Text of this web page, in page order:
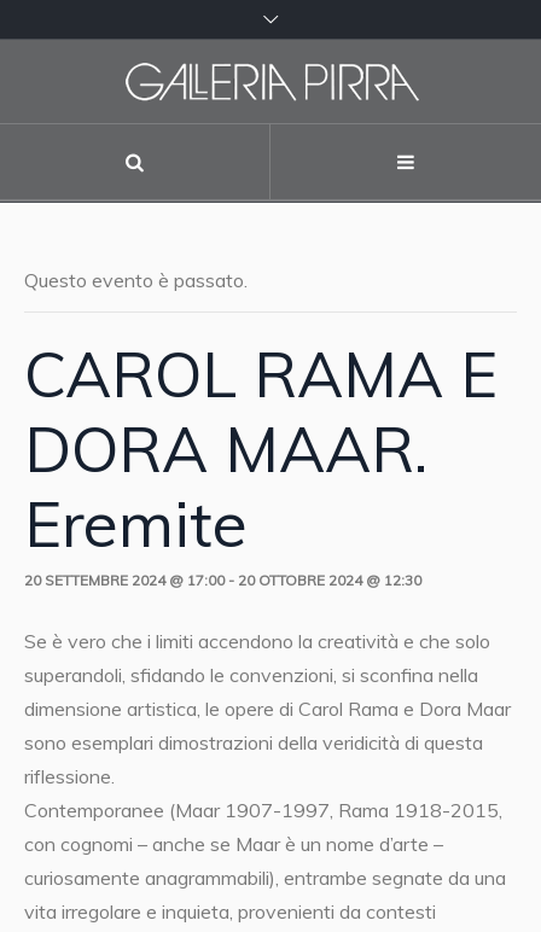
Questo evento è passato.
CAROL RAMA E
DORA MAAR.
Eremite
20 SETTEMBRE 2024 @ 17:00- 20 OTTOBRE 2024 @ 12:30
Se è vero che i limiti accendono la creatività e che solo
superandoli, sfidando le convenzioni, si sconfina nella
dimensione artistica, le opere di Carol Rama e Dora Maar
sono esemplari dimostrazioni della veridicità di questa
riflessione.
Contemporanee (Maar 1907-1997, Rama 1918-2015,
con cognomi – anche se Maar è un nome d’arte –
curiosamente anagrammabili), entrambe segnate da una
vita irregolare e inquieta, provenienti da contesti